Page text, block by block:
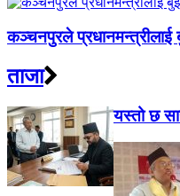
कञ्चनपुरले प्रधानमन्त्रीलाई
ताजा
यस्तो छ